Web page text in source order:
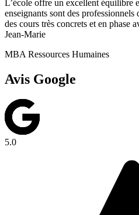
L’école offre un excellent équilibre
enseignants sont des
des cours très concrets et en phase
Jean-Marie
MBA Ressources Humaines
Avis Google
5.0